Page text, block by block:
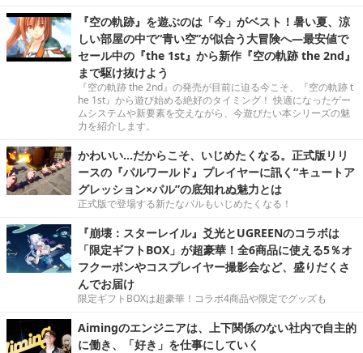
『空の軌跡』を遊ぶのは「今」がベスト！暑い夏、涼
しい部屋の中で“青い空”が似合う大冒険へ―最安値で
セール中の『the 1st』から新作『空の軌跡 the 2nd』
まで駆け抜けよう
『空の軌跡 the 2nd』の発売が目前に迫る今こそ、『空の軌跡 t
he 1st』から遊び始める絶好のタイミング！ 快適になったゲー
ムシステムや新要素を交えながら、今遊びたい本シリーズの魅
力を紹介します。
かわいい…だからこそ、いじめたくなる。正式版リリ
ースの『パルワールド』プレイヤーに訊く“キュートア
グレッション×パル”の底知れぬ魅力とは
正式版で登場する新たなパルもいじめたくなる！
『崩壊：スターレイル』爻光とUGREENのコラボは
「限定ギフトBOX」が超豪華！全6商品に使える5％オ
フクーポンやコスプレイヤー撮影会など、盛りだくさ
んでお届け
限定ギフトBOXは超豪華！コラボ4商品や限定でグッズも
Aimingのエンジニアは、上下関係のない社内で自主的
に働き、「好き」を仕事にしていく